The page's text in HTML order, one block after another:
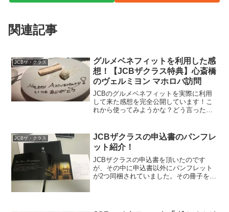
関連記事
JCBザ・クラス
グルメベネフィットを利用した感
想！【JCBザクラス特典】心斎橋
のヴェルミヨン マホロバ訪問
JCBのグルメベネフィットを実際に利用
して来た感想を完全公開しています！こ
れから使ってみようかな？どう言ったサ
ですので是非利用してみてください。
JCBザ・クラス
JCBザクラスの申込書のパンフレ
ット紹介！
JCBザクラスの申込書を頂いたのです
が、その中に申込書以外にパンフレット
が2つ同梱されていました。その冊子を紹